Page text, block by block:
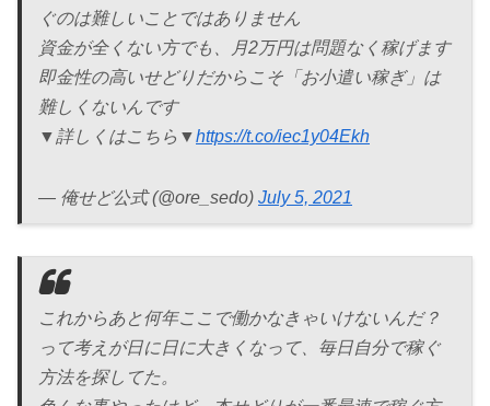
ぐのは難しいことではありません
資金が全くない方でも、月2万円は問題なく稼げます
即金性の高いせどりだからこそ「お小遣い稼ぎ」は
難しくないんです
▼詳しくはこちら▼https://t.co/iec1y04Ekh
— 俺せど公式 (@ore_sedo) July 5, 2021
これからあと何年ここで働かなきゃいけないんだ？
って考えが日に日に大きくなって、毎日自分で稼ぐ
方法を探してた。